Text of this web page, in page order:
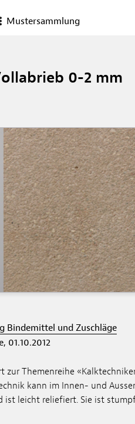
0-2 mm
Bindemittel und Zuschläge
01.10.2012
Themenreihe
kann im Innen- und
ist leicht reliefiert. Sie ist
Mustersammlung